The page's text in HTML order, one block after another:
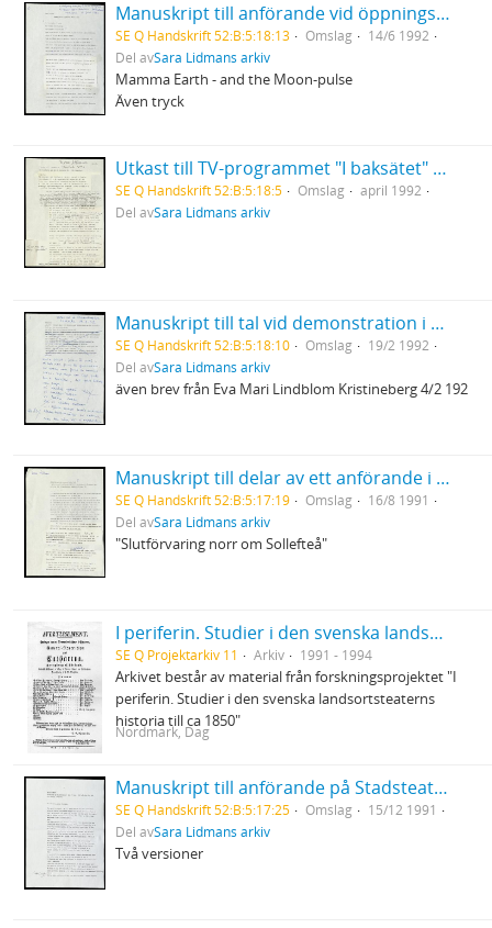
Manuskript till anförande vid öppningsceremonin på den 10:e kongressen för gynekologi och obstetrik i Konserthuset, Stockholm
SE Q Handskrift 52:B:5:18:13 Omslag
14/6 1992
Del avSara Lidmans arkiv
Mamma Earth - and the Moon-pulse
Även tryck
Utkast till TV-programmet "I baksätet" Sara Lidman på Långholmen
SE Q Handskrift 52:B:5:18:5 Omslag
april 1992
Del avSara Lidmans arkiv
Manuskript till tal vid demonstration i Lycksele mot rasism
SE Q Handskrift 52:B:5:18:10 Omslag
19/2 1992
Del avSara Lidmans arkiv
även brev från Eva Mari Lindblom Kristineberg 4/2 192
Manuskript till delar av ett anförande i Arvidsjaur för inlandsbanans räddning
SE Q Handskrift 52:B:5:17:19 Omslag
16/8 1991
Del avSara Lidmans arkiv
"Slutförvaring norr om Sollefteå"
I periferin. Studier i den svenska landsortsteaterns historia till ca 1850
SE Q Projektarkiv 11 Arkiv 1991 - 1994
Arkivet består av material från forskningsprojektet "I
periferin. Studier i den svenska landsortsteaterns
historia till ca 1850"
Nordmark, Dag
Manuskript till anförande på Stadsteatern, Stockholm på möte för ANC och Nadine Gordimer
SE Q Handskrift 52:B:5:17:25 Omslag
15/12 1991
Del avSara Lidmans arkiv
Två versioner